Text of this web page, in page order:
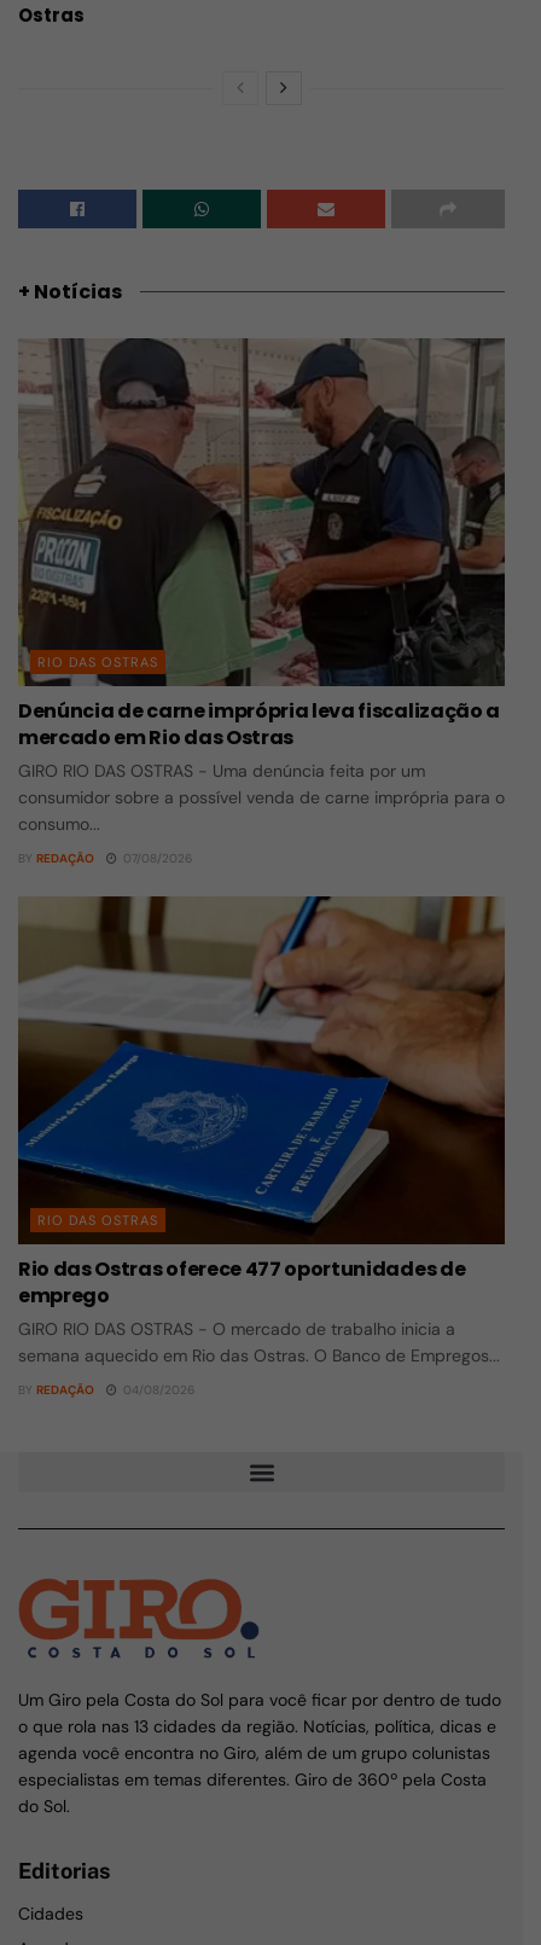
Ostras
+ Notícias
RIO DAS OSTRAS
Denúncia de carne imprópria leva fiscalização a
mercado em Rio das Ostras
GIRO RIO DAS OSTRAS - Uma denúncia feita por um
consumidor sobre a possível venda de carne imprópria para o
consumo...
BY REDAÇÃO 07/08/2026
RIO DAS OSTRAS
Rio das Ostras oferece 477 oportunidades de
emprego
GIRO RIO DAS OSTRAS - O mercado de trabalho inicia a
semana aquecido em Rio das Ostras. O Banco de Empregos...
BY REDAÇÃO 04/08/2026
Um Giro pela Costa do Sol para você ficar por dentro de tudo
o que rola nas 13 cidades da região. Notícias, política, dicas e
agenda você encontra no Giro, além de um grupo colunistas
especialistas em temas diferentes. Giro de 360º pela Costa
do Sol.
Editorias
Cidades